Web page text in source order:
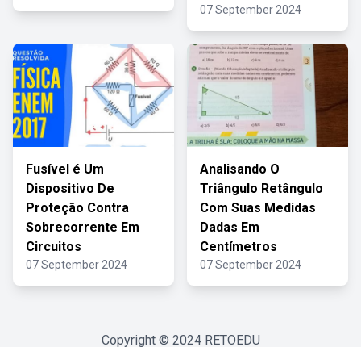
07 September 2024
Fusível é Um
Dispositivo De
Proteção Contra
Sobrecorrente Em
Circuitos
07 September 2024
Analisando O
Triângulo Retângulo
Com Suas Medidas
Dadas Em
Centímetros
07 September 2024
Copyright © 2024 RETOEDU